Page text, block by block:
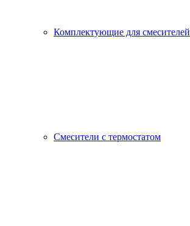
Комплектующие для смесителей
Смесители с термостатом